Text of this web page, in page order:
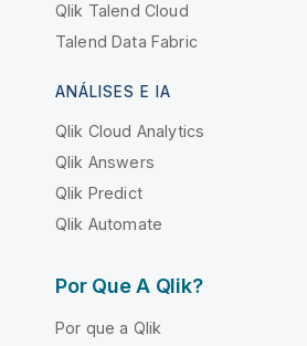
Qlik Talend Cloud
Talend Data Fabric
ANÁLISES E IA
Qlik Cloud Analytics
Qlik Answers
Qlik Predict
Qlik Automate
Por Que A Qlik?
Por que a Qlik